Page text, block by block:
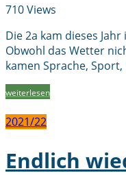
710 Views
Die 2a kam dieses
Obwohl das Wetter
kamen Sprache,
weiterlesen
2021/22
Endlich